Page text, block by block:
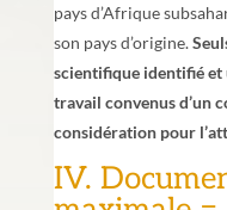
pays d’Afrique
son pays d’origine.
scientifique identifié
travail convenus d’un
considération pour
IV.